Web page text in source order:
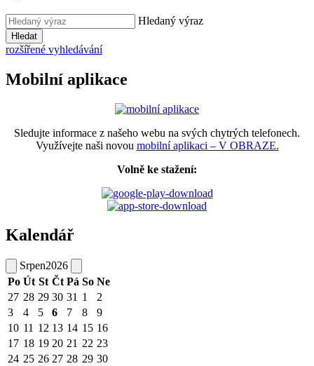
Hledaný výraz
Hledat
rozšířené vyhledávání
Mobilní aplikace
Sledujte informace z našeho webu na svých chytrých telefonech.
Využívejte naši novou mobilní aplikaci – V OBRAZE.
Volně ke stažení:
Kalendář
Srpen2026
Po Út St Čt Pá So Ne
27 28 29 30 31 1
2
3
4 5 6 7 8
9
10 11 12 13 14 15 16
17 18 19 20 21 22 23
24 25 26 27 28 29 30